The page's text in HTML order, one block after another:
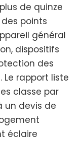
de quinze
points
général
dispositifs
des
rapport liste
classe par
un devis de
éclaire